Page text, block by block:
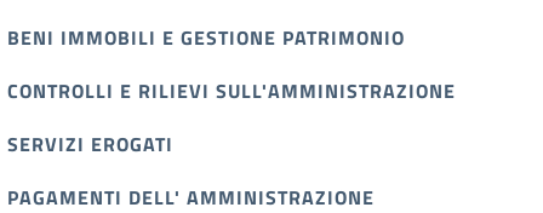
BENI IMMOBILI E GESTIONE PATRIMONIO
CONTROLLI E RILIEVI SULL'AMMINISTRAZIONE
SERVIZI EROGATI
PAGAMENTI DELL' AMMINISTRAZIONE